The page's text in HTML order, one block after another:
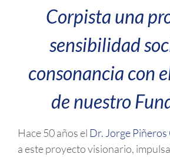
Corpista una
sensibilidad
consonancia con
de nuestro
Hace 50 años el Dr. Jorge Piñeros
a este proyecto visionario,